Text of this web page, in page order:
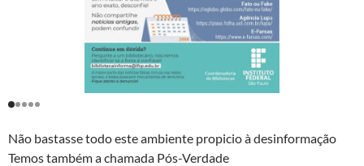
Não bastasse todo este ambiente propicio à desinformação
Temos também a chamada Pós-Verdade